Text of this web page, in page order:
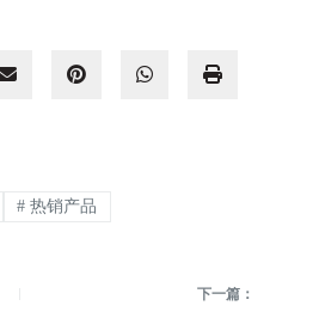
# 热销产品
下一篇：